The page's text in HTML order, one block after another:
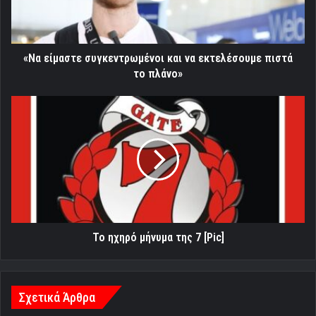
το
πλάνο»
«Να είμαστε συγκεντρωμένοι και να εκτελέσουμε πιστά
το πλάνο»
Το ηχηρό μήνυμα της 7 [Pic]
Σχετικά Άρθρα